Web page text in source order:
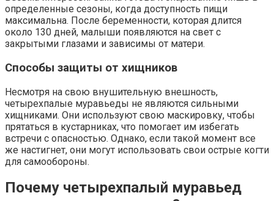
определенные сезоны, когда доступность пищи
максимальна. После беременности, которая длится
около 130 дней, малыши появляются на свет с
закрытыми глазами и зависимы от матери.
Способы защиты от хищников
Несмотря на свою внушительную внешность,
четырехпалые муравьеды не являются сильными
хищниками. Они используют свою маскировку, чтобы
прятаться в кустарниках, что помогает им избегать
встречи с опасностью. Однако, если такой момент все
же настигнет, они могут использовать свои острые когти
для самообороны.
Почему четырехпалый муравьед